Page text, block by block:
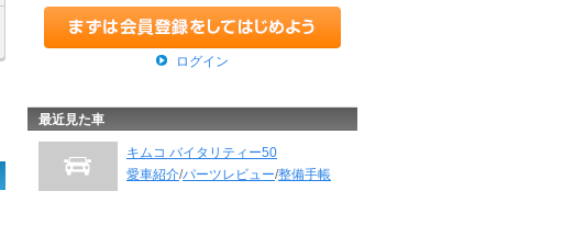
ログイン
最近見た車
キムコ バイタリティー50
愛車紹介/パーツレビュー/整備手帳